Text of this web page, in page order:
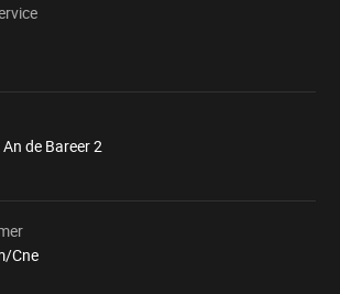
de Bareer 2 
Cne